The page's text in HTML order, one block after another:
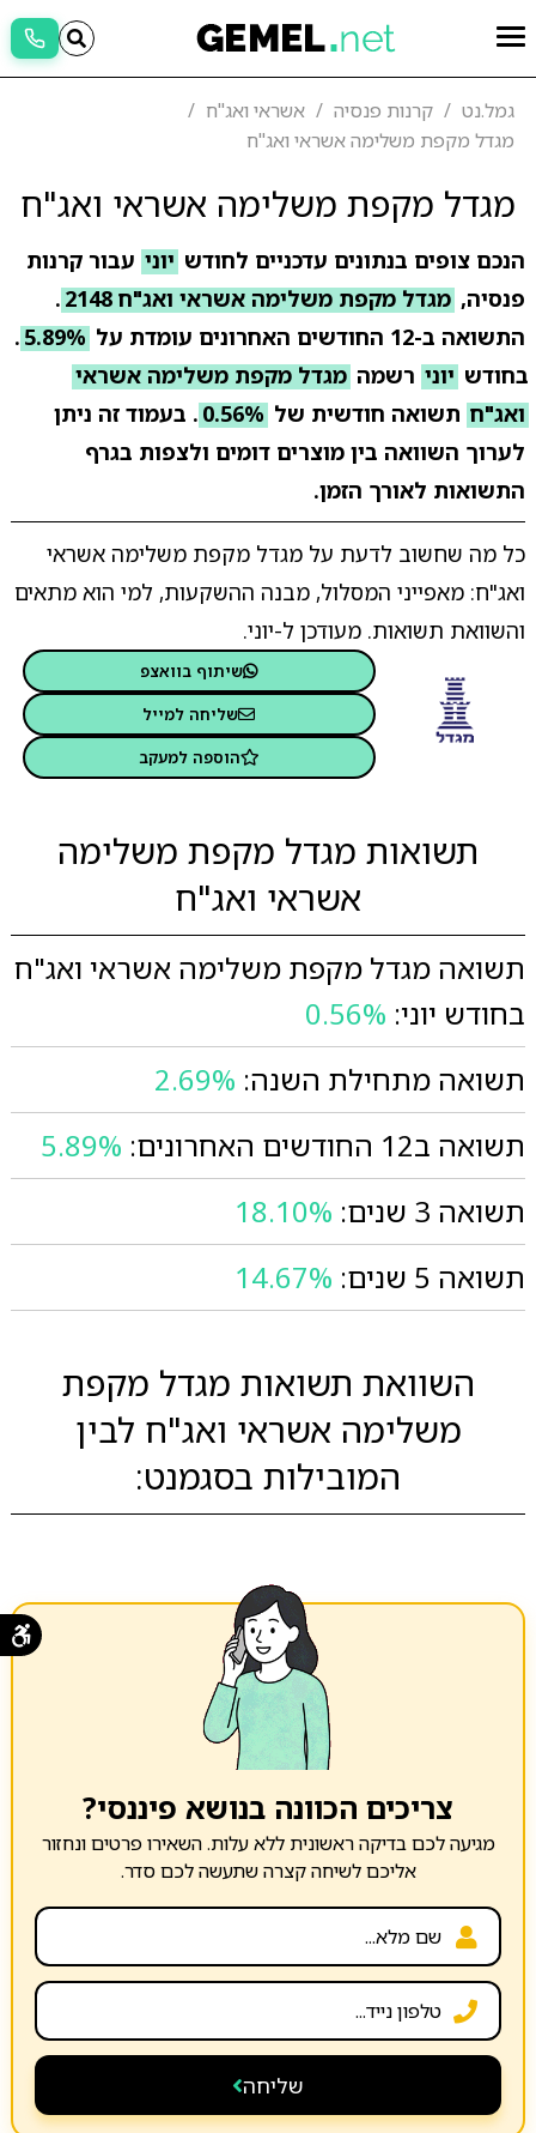
גמל.נט קרנות פנסיה
אשראי ואג"ח
מגדל מקפת משלימה אשראי ואג"ח
מגדל מקפת משלימה אשראי ואג"ח
הנכם צופים בנתונים עדכניים לחודש יוני עבור קרנות
פנסיה, מגדל מקפת משלימה אשראי ואג"ח 2148
.
התשואה ב-12 החודשים האחרונים עומדת על
5.89%
.
בחודש יוני רשמה מגדל מקפת משלימה אשראי
ואג"ח תשואה חודשית של 0.56% . בעמוד זה ניתן
לערוך השוואה בין מוצרים דומים ולצפות בגרף
התשואות לאורך הזמן.
כל מה שחשוב לדעת על מגדל מקפת משלימה אשראי
ואג"ח: מאפייני המסלול, מבנה ההשקעות, למי הוא מתאים
והשוואת תשואות. מעודכן ל-יוני.
שיתוף בוואצפ
שליחה למייל
הוספה למעקב
תשואות מגדל מקפת משלימה
אשראי ואג"ח
תשואה מגדל מקפת משלימה אשראי ואג"ח
בחודש יוני: 0.56%
תשואה מתחילת השנה: 2.69%
תשואה ב12 החודשים האחרונים:
5.89%
תשואה 3 שנים:
18.10%
תשואה 5 שנים:
14.67%
השוואת תשואות מגדל מקפת
משלימה אשראי ואג"ח לבין
המובילות בסגמנט:
צריכים הכוונה בנושא פיננסי?
מגיעה לכם בדיקה ראשונית ללא עלות. השאירו פרטים ונחזור
אליכם לשיחה קצרה שתעשה לכם סדר.
שליחה